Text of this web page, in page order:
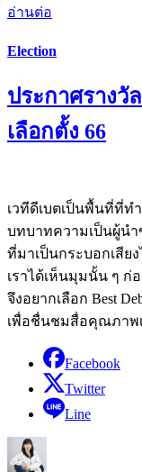
อ่านต่อ
Election
ประกาศรางวั
เลือกตั้ง 66
เวทีดีเบตเป็นพื้นที่ที่ท
บทบาทความเป็นผู้น
ที่มาเป็นกระบอกเสีย
เราได้เห็นมุมนั้น ๆ ก่
จึงอยากเลือก Best
เพื่อชื่นชมสื่อคุณภาพ
Facebook
Twitter
Line